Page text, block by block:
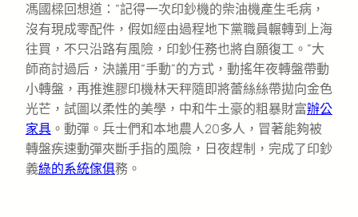
馮國樑回想道：“記得一次印鈔機的柴油機產生毛病，
沒有現成零配件，假如經由過程地下黨職員輾轉到上海
往買，不只沿路有風險，印鈔任務也將自願復工。”大
師商討過后，決議用“手動”的方式，動搖年夜轉盤帶動
小轉盤，再推進膠印機林天秤隨即將蕾絲絲帶拋向金色
光芒，試圖以柔性的美學，中和牛土豪的粗暴財富辦公
家具 。動彈。兵士們和本地農人20多人，冒著能夠被
轉盤疾速動彈夾斷手指的風險，日夜趕制，完成了印鈔
義綠的系統傢俱務。